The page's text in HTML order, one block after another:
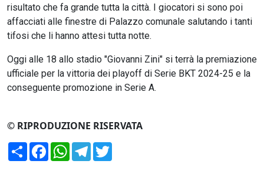
risultato che fa grande tutta la città. I giocatori si sono poi
affacciati alle finestre di Palazzo comunale salutando i tanti
tifosi che li hanno attesi tutta notte.
Oggi alle 18 allo stadio "Giovanni Zini" si terrà la premiazione
ufficiale per la vittoria dei playoff di Serie BKT 2024-25 e la
conseguente promozione in Serie A.
© RIPRODUZIONE RISERVATA
CondividiFacebookWhatsApp
Telegram